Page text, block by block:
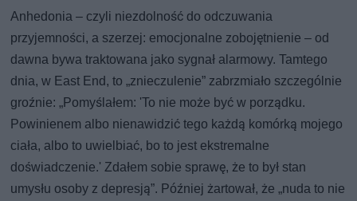
Anhedonia – czyli niezdolność do odczuwania
przyjemności, a szerzej: emocjonalne zobojętnienie – od
dawna bywa traktowana jako sygnał alarmowy. Tamtego
dnia, w East End, to „znieczulenie” zabrzmiało szczególnie
groźnie: „Pomyślałem: 'To nie może być w porządku.
Powinienem albo nienawidzić tego każdą komórką mojego
ciała, albo to uwielbiać, bo to jest ekstremalne
doświadczenie.' Zdałem sobie sprawę, że to był stan
umysłu osoby z depresją”. Później żartował, że „nuda to nie